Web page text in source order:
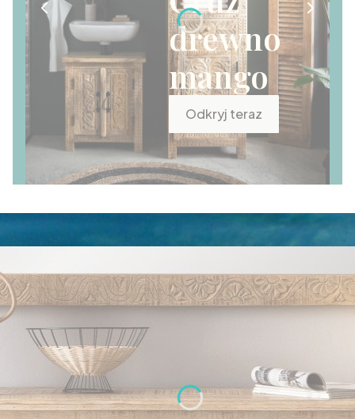
drewno
mango
Odkryj teraz